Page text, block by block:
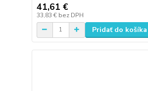
41,61 €
33,83 € bez DPH
Pridať do košíka